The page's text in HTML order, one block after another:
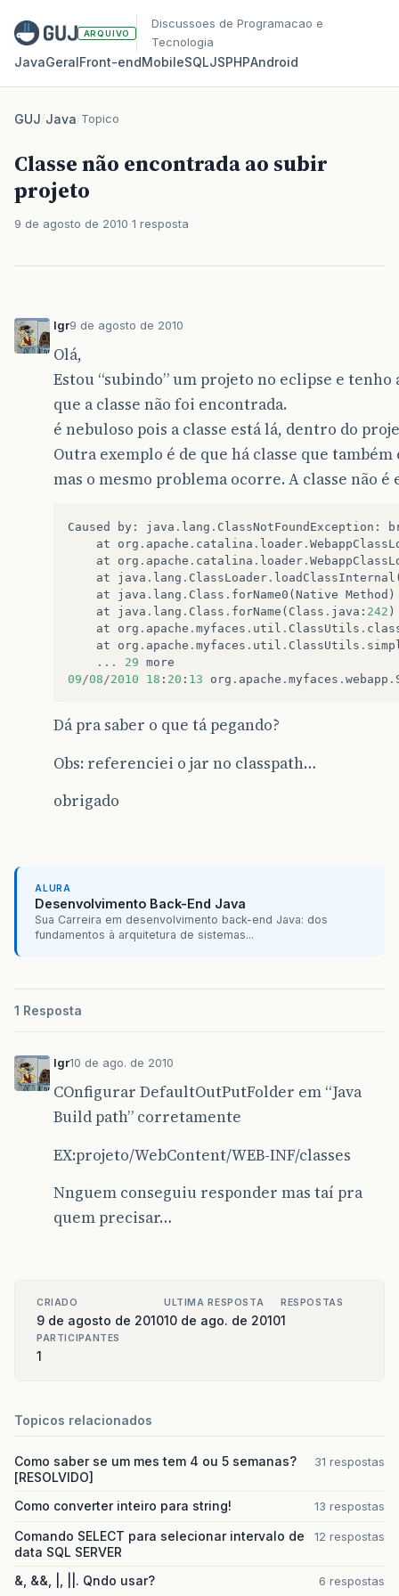
ARQUIVO
Discussoes de Programacao e
Tecnologia
JavaGeralFront‑endMobileSQLJSPHPAndroid
GUJ/Java/Topico
Classe não encontrada ao subir
projeto
9 de agosto de 2010 1 resposta
lgr9 de agosto de 2010
Olá,
Estou “subindo” um projeto no eclipse e
que a classe não foi encontrada.
é nebuloso pois a classe está lá, dentro do
Outra exemplo é de que há classe que
mas o mesmo problema ocorre. A classe não é
Caused by : java . lang . ClassNotFoundException :
at
org . apache . catalina . loader .
at
org . apache . catalina . loader .
at
java . lang . ClassLoader . loadClassInternal
at
java . lang . Class . forName0 ( Native Method )
at
java . lang . Class . forName ( Class . java : 242 )
at
org . apache . myfaces . util . ClassUtils .
at
org . apache . myfaces . util . ClassUtils .
...
29 more
09/08/2010 18 : 20 : 13 org . apache . myfaces . webapp .
Dá pra saber o que tá pegando?
Obs: referenciei o jar no classpath…
obrigado
ALURA
Desenvolvimento Back-End Java
Sua Carreira em desenvolvimento back-end Java: dos
fundamentos à arquitetura de sistemas...
1 Resposta
lgr10 de ago. de 2010
COnfigurar DefaultOutPutFolder em “Java
Build path” corretamente
EX:projeto/WebContent/WEB-INF/classes
Nnguem conseguiu responder mas taí pra
quem precisar…
CRIADO
9 de agosto de 2010
ULTIMA RESPOSTA
10 de ago. de 2010
RESPOSTAS
1
PARTICIPANTES
1
Topicos relacionados
Como saber se um mes tem 4 ou 5 semanas?
[RESOLVIDO]
31 respostas
Como converter inteiro para string! 13 respostas
Comando SELECT para selecionar intervalo de
data SQL SERVER
12 respostas
&, &&, |, ||. Qndo usar? 6 respostas